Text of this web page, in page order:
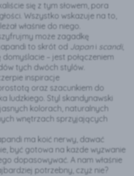
się z tym słowem, pora
Wszystko wskazuje na to,
właśnie do niego.
może zagadkę
to skrót od Japani scandi
domyślacie – jest połączeniem
tych dwóch stylów.
inspiracje
oraz szacunkiem do
ludzkiego. Styl skandynawski
kolorach, naturalnych
wnętrzach sprzyjających
ma koić nerwy, dawać
być gotowa na każde wyzwanie
dopasowywać. A nam właśnie
potrzebny, czyż nie?